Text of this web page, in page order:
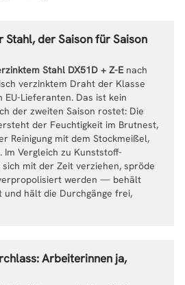
Stahl, der Saison für Saison
Stahl DX51D + Z-E nach
verzinktem Draht der Klasse
Lieferanten. Das ist kein
der zweiten Saison rostet: Die
der Feuchtigkeit im Brutnest,
Reinigung mit dem Stockmeißel,
Im Vergleich zu Kunststoff-
mit der Zeit verziehen, spröde
werden — behält
und hält die Durchgänge frei,
Arbeiterinnen ja,